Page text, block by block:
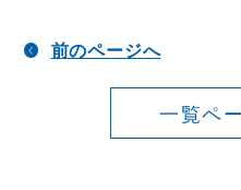
前のページへ
一覧ペ